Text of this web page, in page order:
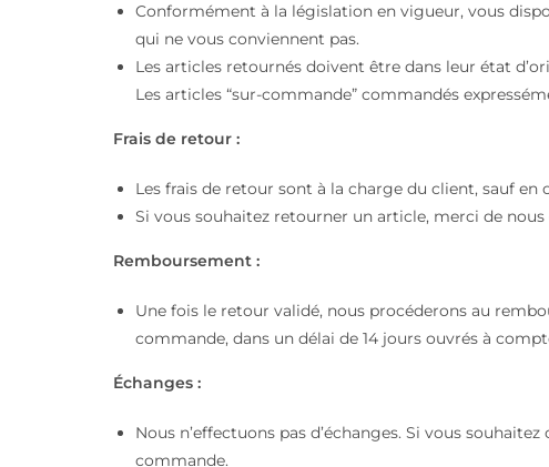
Conformément à la législation en vigueur, vous
qui ne vous conviennent pas.
Les articles retournés doivent être dans leur état
Les articles “sur-commande” commandés
Frais de retour :
Les frais de retour sont à la charge du client, sauf
Si vous souhaitez retourner un article, merci de
Remboursement :
Une fois le retour validé, nous procéderons au
commande, dans un délai de 14 jours ouvrés à
Échanges :
Nous n’effectuons pas d’échanges. Si vous
commande.